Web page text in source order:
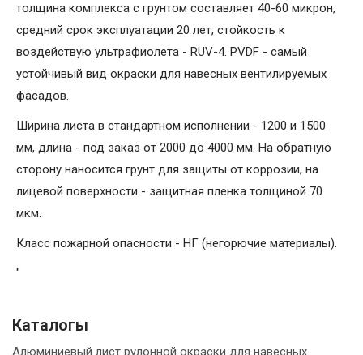
толщина комплекса с грунтом составляет 40-60 микрон,
средний срок эксплуатации 20 лет, стойкость к
воздействую ультрафиолета - RUV-4. PVDF - самый
устойчивый вид окраски для навесных вентилируемых
фасадов.
Ширина листа в стандартном исполнении - 1200 и 1500
мм, длина - под заказ от 2000 до 4000 мм. На обратную
сторону наносится грунт для защиты от коррозии, на
лицевой поверхности - защитная пленка толщиной 70
мкм.
Класс пожарной опасности - НГ (негорючие материалы).
"
Каталогы
Алюминиевый лист рулонной окраски для навесных